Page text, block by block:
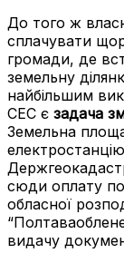
До того ж
сплачувати
громади, де
земельну
найбільшим
СЕС є задача
Земельна
сюди оплату
обласної
видачу